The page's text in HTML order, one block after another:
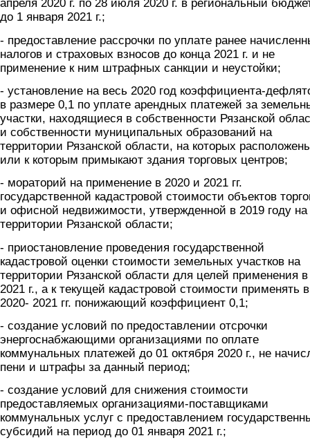
апреля 2020 г. по 28 июля 2020 г. в региональный
до 1 января 2021 г.;
- предоставление рассрочки по уплате ранее
налогов и страховых взносов до конца 2021 г. и не
применение к ним штрафных санкции и неустойки;
- установление на весь 2020 год коэффициента-
в размере 0,1 по уплате арендных платежей за
участки, находящиеся в собственности Рязанской
и собственности муниципальных образований на
территории Рязанской области, на которых
или к которым примыкают здания торговых центров;
- мораторий на применение в 2020 и 2021 гг.
государственной кадастровой стоимости объектов
и офисной недвижимости, утвержденной в 2019 году на
территории Рязанской области;
- приостановление проведения государственной
кадастровой оценки стоимости земельных участков на
территории Рязанской области для целей применения в
2021 г., а к текущей кадастровой стоимости применять в
2020- 2021 гг. понижающий коэффициент 0,1;
- создание условий по предоставлении отсрочки
энергоснабжающими организациями по оплате
коммунальных платежей до 01 октября 2020 г., не
пени и штрафы за данный период;
- создание условий для снижения стоимости
предоставляемых организациями-поставщиками
коммунальных услуг с предоставлением
субсидий на период до 01 января 2021 г.;